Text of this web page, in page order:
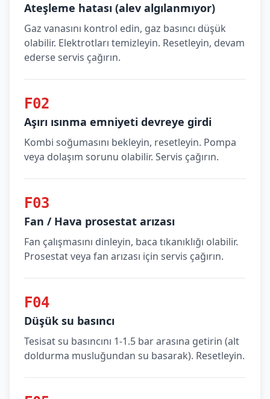
Ateşleme hatası (alev algılanmıyor)
Gaz vanasını kontrol edin, gaz basıncı düşük
olabilir. Elektrotları temizleyin. Resetleyin, devam
ederse servis çağırın.
F02
Aşırı ısınma emniyeti devreye girdi
Kombi soğumasını bekleyin, resetleyin. Pompa
veya dolaşım sorunu olabilir. Servis çağırın.
F03
Fan / Hava prosestat arızası
Fan çalışmasını dinleyin, baca tıkanıklığı olabilir.
Prosestat veya fan arızası için servis çağırın.
F04
Düşük su basıncı
Tesisat su basıncını 1-1.5 bar arasına getirin (alt
doldurma musluğundan su basarak). Resetleyin.